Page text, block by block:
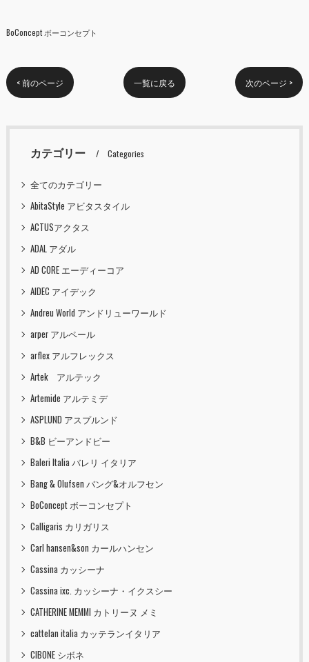
BoConcept ボーコンセプト
< 前のページ 一覧に戻る 次のページ >
カテゴリー Categories
全てのカテゴリー
AbitaStyle アビタスタイル
ACTUSアクタス
ADAL アダル
AD CORE エーディーコア
AIDEC アイデック
Andreu World アンドリューワールド
arper アルペール
arflex アルフレックス
Artek アルテック
Artemide アルテミデ
ASPLUND アスプルンド
B&B ビーアンドビー
Baleri Italia バレリ イタリア
Bang & Olufsen バング&オルフセン
BoConcept ボーコンセプト
Calligaris カリガリス
Carl hansen&son カールハンセン
Cassina カッシーナ
Cassina ixc. カッシーナ・イクスシー
CATHERINE MEMMI カトリーヌ メミ
cattelan italia カッテランイタリア
CIBONE シボネ